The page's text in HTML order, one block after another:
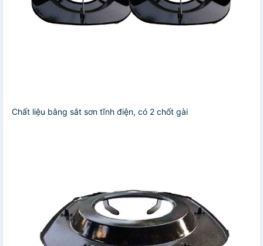
Chất liệu bằng sắt sơn tĩnh điện, có 2 chốt gài